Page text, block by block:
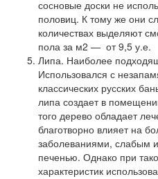
сосновые доски не
половиц. К тому же они
количествах выделяют
пола за м2 — от 9,5 у.е.
Липа. Наиболее
Использовался с
классических русских
липа создает в
того дерево обладает
благотворно влияет на
заболеваниями, слабым
печенью. Однако при
характеристик